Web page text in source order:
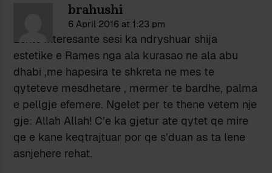
brahushi
6 April 2016 at 1:23 pm
Eshte interesante sesi ka ndryshuar shija
estetike e Rames nga ala kurasao ne ala abu
dhabi ,me hapesira te shkreta ne mes te
qyteteve mesdhetare , mermer te bardhe, palma
e pellgje efemere. Ngelet per te thene vetem nje
gje: Allah Allah! C’e ka gjetur ate qytet qe mire
qe e kane keqtrajtuar por qe s’duan as ta lene
asnjehere rehat.